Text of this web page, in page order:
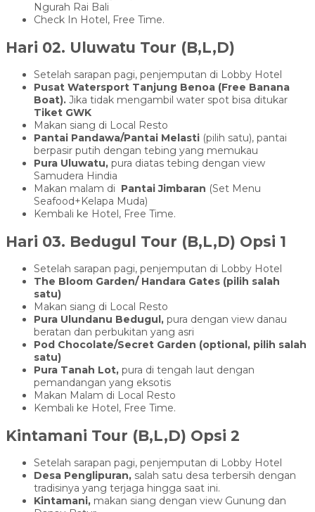
Ngurah Rai Bali
Check In Hotel, Free Time.
Hari 02. Uluwatu Tour (B,L,D)
Setelah sarapan pagi, penjemputan di Lobby Hotel
Pusat Watersport Tanjung Benoa (Free Banana
Boat). Jika tidak mengambil water spot bisa ditukar
Tiket GWK
Makan siang di Local Resto
Pantai Pandawa/Pantai Melasti (pilih satu), pantai
berpasir putih dengan tebing yang memukau
Pura Uluwatu, pura diatas tebing dengan view
Samudera Hindia
Makan malam di Pantai Jimbaran (Set Menu
Seafood+Kelapa Muda)
Kembali ke Hotel, Free Time.
Hari 03. Bedugul Tour (B,L,D) Opsi 1
Setelah sarapan pagi, penjemputan di Lobby Hotel
The Bloom Garden/ Handara Gates (pilih salah
satu)
Makan siang di Local Resto
Pura Ulundanu Bedugul, pura dengan view danau
beratan dan perbukitan yang asri
Pod Chocolate/Secret Garden (optional, pilih salah
satu)
Pura Tanah Lot, pura di tengah laut dengan
pemandangan yang eksotis
Makan Malam di Local Resto
Kembali ke Hotel, Free Time.
Kintamani Tour (B,L,D) Opsi 2
Setelah sarapan pagi, penjemputan di Lobby Hotel
Desa Penglipuran, salah satu desa terbersih dengan
tradisinya yang terjaga hingga saat ini.
Kintamani, makan siang dengan view Gunung dan